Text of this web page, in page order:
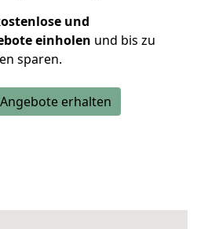
und
einholen und bis zu
sparen.
erhalten